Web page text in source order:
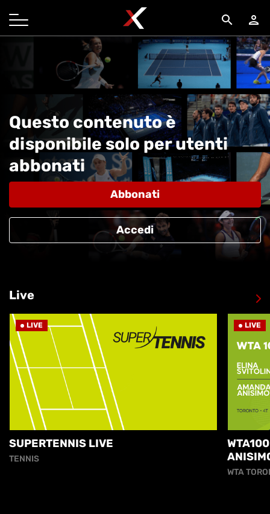
search person
Questo contenuto è
disponibile solo per utenti
abbonati
Abbonati
Accedi
Live
LIVE
SUPERTENNIS LIVE
TENNIS
LIVE
WTA